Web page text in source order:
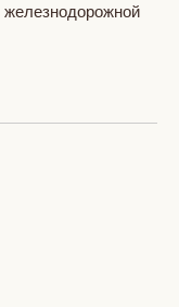
железнодорожной